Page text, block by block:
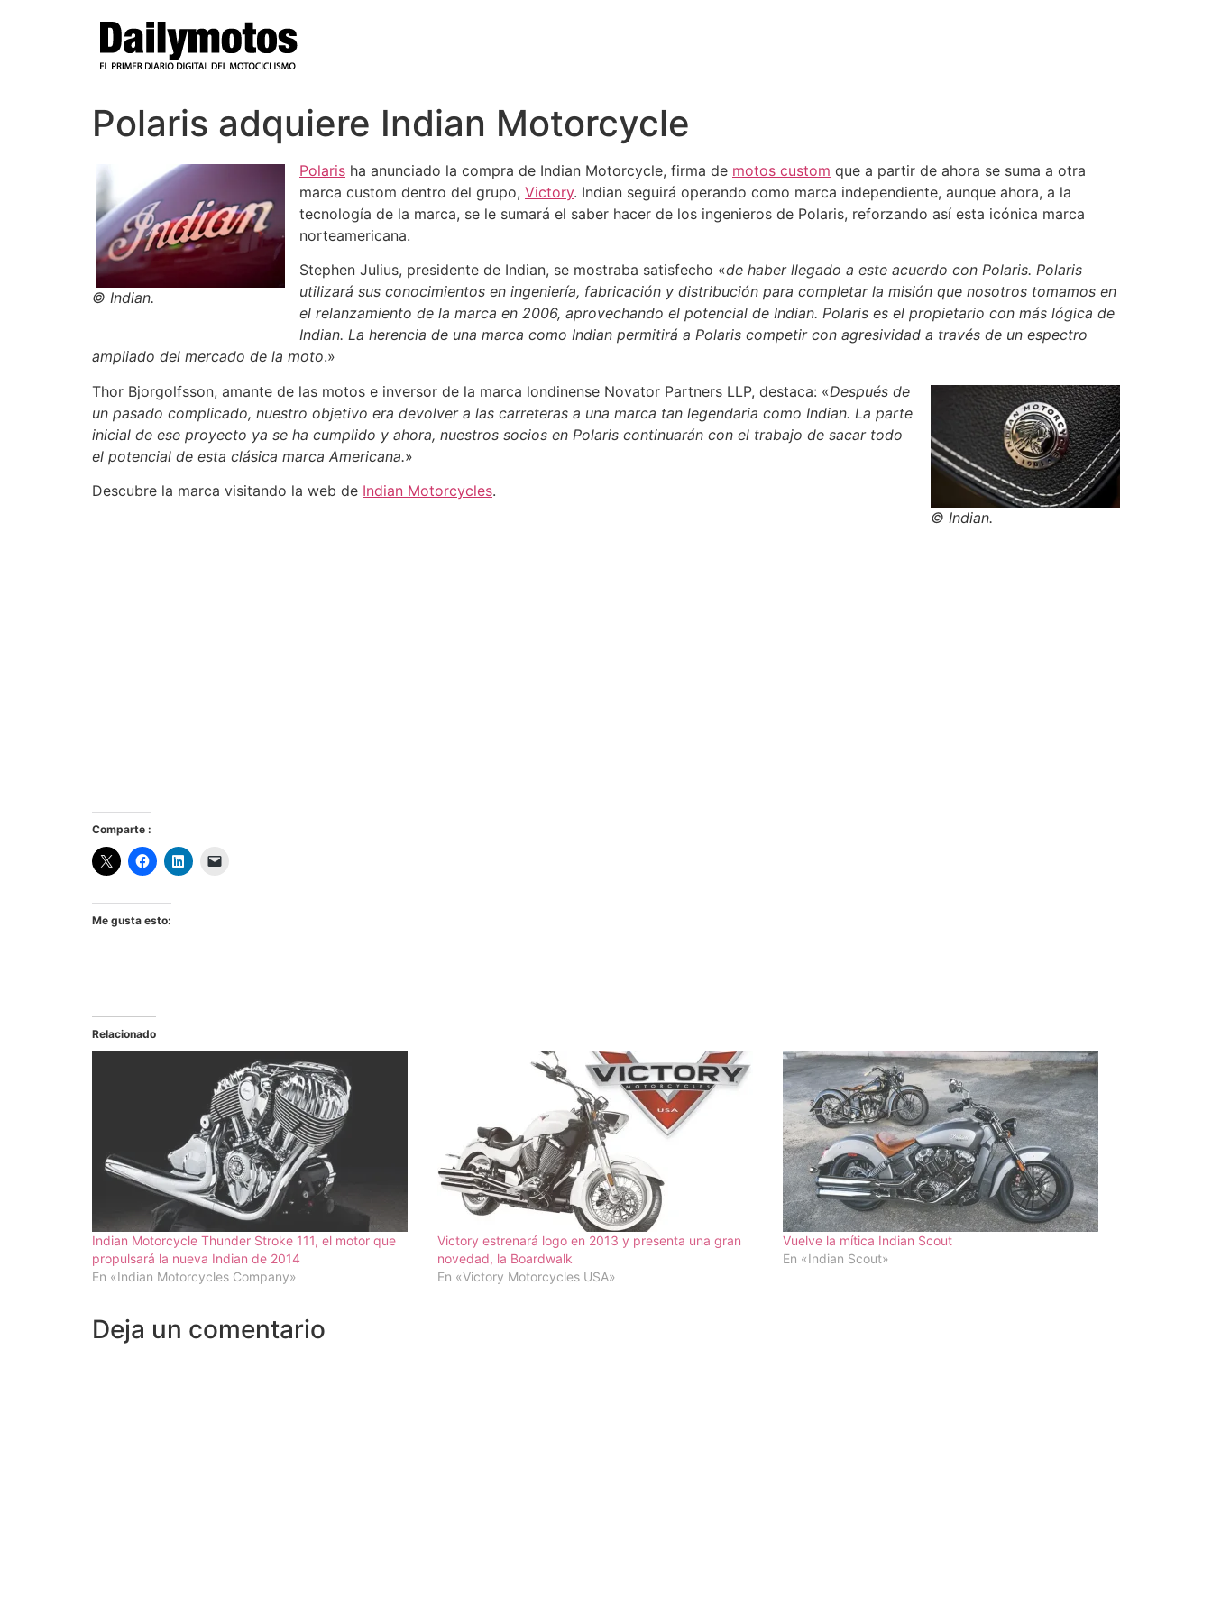
Polaris adquiere Indian Motorcycle
© Indian.
Polaris ha anunciado la compra de Indian Motorcycle, firma de motos custom que a partir de ahora se suma a otra
marca custom dentro del grupo, Victory. Indian seguirá operando como marca independiente, aunque ahora, a la
tecnología de la marca, se le sumará el saber hacer de los ingenieros de Polaris, reforzando así esta icónica marca
norteamericana.
Stephen Julius, presidente de Indian, se mostraba satisfecho «de haber llegado a este acuerdo con Polaris. Polaris
utilizará sus conocimientos en ingeniería, fabricación y distribución para completar la misión que nosotros tomamos en
el relanzamiento de la marca en 2006, aprovechando el potencial de Indian. Polaris es el propietario con más lógica de
Indian. La herencia de una marca como Indian permitirá a Polaris competir con agresividad a través de un espectro
ampliado del mercado de la moto.»
© Indian.
Thor Bjorgolfsson, amante de las motos e inversor de la marca londinense Novator Partners LLP, destaca: «Después de
un pasado complicado, nuestro objetivo era devolver a las carreteras a una marca tan legendaria como Indian. La parte
inicial de ese proyecto ya se ha cumplido y ahora, nuestros socios en Polaris continuarán con el trabajo de sacar todo
el potencial de esta clásica marca Americana.»
Descubre la marca visitando la web de Indian Motorcycles.
Comparte :
Me gusta esto:
Relacionado
Indian Motorcycle Thunder Stroke 111, el motor que
propulsará la nueva Indian de 2014
En «Indian Motorcycles Company»
Victory estrenará logo en 2013 y presenta una gran
novedad, la Boardwalk
En «Victory Motorcycles USA»
Vuelve la mítica Indian Scout
En «Indian Scout»
Deja un comentario